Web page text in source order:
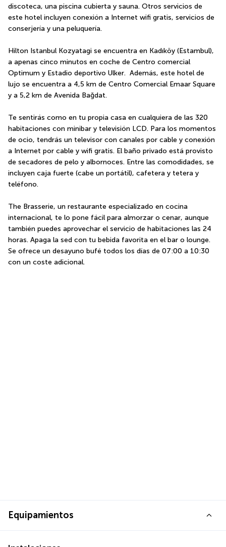
discoteca, una piscina cubierta y sauna. Otros servicios de
este hotel incluyen conexión a Internet wifi gratis, servicios de
conserjería y una peluquería.
Hilton Istanbul Kozyatagi se encuentra en Kadıköy (Estambul),
a apenas cinco minutos en coche de Centro comercial
Optimum y Estadio deportivo Ulker.  Además, este hotel de
lujo se encuentra a 4,5 km de Centro Comercial Emaar Square
y a 5,2 km de Avenida Bağdat.
Te sentirás como en tu propia casa en cualquiera de las 320
habitaciones con minibar y televisión LCD. Para los momentos
de ocio, tendrás un televisor con canales por cable y conexión
a Internet por cable y wifi gratis. El baño privado está provisto
de secadores de pelo y albornoces. Entre las comodidades, se
incluyen caja fuerte (cabe un portátil), cafetera y tetera y
teléfono.
The Brasserie, un restaurante especializado en cocina
internacional, te lo pone fácil para almorzar o cenar, aunque
también puedes aprovechar el servicio de habitaciones las 24
horas. Apaga la sed con tu bebida favorita en el bar o lounge.
Se ofrece un desayuno bufé todos los días de 07:00 a 10:30
con un coste adicional.
Equipamientos